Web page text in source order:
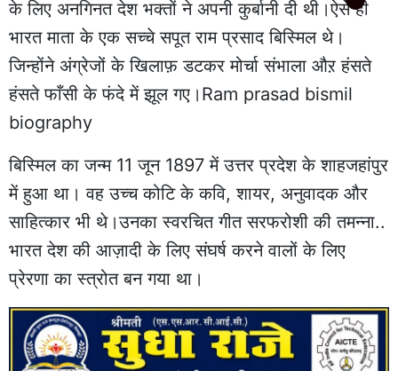
के लिए अनगिनत देश भक्तों ने अपनी कुर्बानी दी थी।ऐसे ही
भारत माता के एक सच्चे सपूत राम प्रसाद बिस्मिल थे।
जिन्होंने अंग्रेजों के खिलाफ़ डटकर मोर्चा संभाला औऱ हंसते
हंसते फाँसी के फंदे में झूल गए।Ram prasad bismil
biography
बिस्मिल का जन्म 11 जून 1897 में उत्तर प्रदेश के शाहजहांपुर
में हुआ था। वह उच्च कोटि के कवि, शायर, अनुवादक और
साहित्कार भी थे।उनका स्वरचित गीत सरफरोशी की तमन्ना..
भारत देश की आज़ादी के लिए संघर्ष करने वालों के लिए
प्रेरणा का स्त्रोत बन गया था।